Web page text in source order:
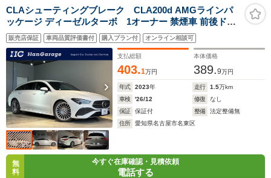
CLAシューティングブレーク CLA200d AMGラインパ
ッケージ ディーゼルターボ 1オーナー 禁煙車 前後ドラ
レコ レザーARTICO/MICROCUTスポーツシート アダプ
ティブハイビームアシスト+ マルチビームLEDヘッドライ
ト AMG19AW スポーツブレーキ プライバシーガラス ロ
ーワードコンフォートサス
販売店保証 車両品質評価書付 購入プラン付 オンライン相談可
支払総額
403.1万円
本体価格
389.9万円
年式 2023年 走行 1.5万km
車検
'26/12 修復
なし
保証
保証付 整備
法定整備無
住所
愛知県名古屋市名東区
無
料
今すぐ在庫確認・見積依頼
電話する